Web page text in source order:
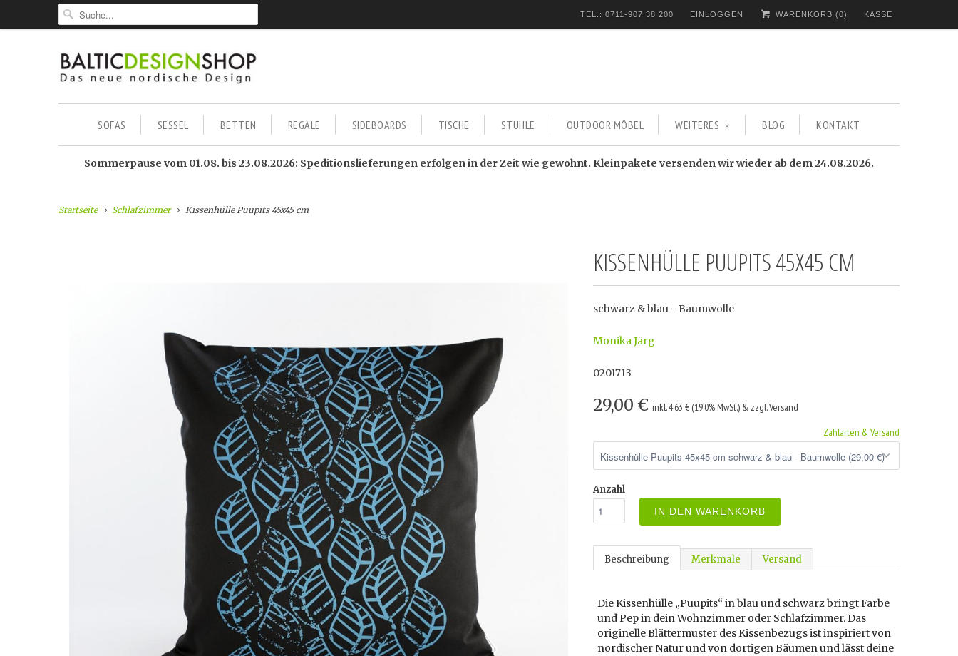
TEL.: 0711-907 38 200 EINLOGGEN WARENKORB (0) KASSE
SOFAS SESSEL BETTEN REGALE SIDEBOARDS TISCHE STÜHLE OUTDOOR MÖBEL WEITERES BLOG KONTAKT
Sommerpause vom 01.08. bis 23.08.2026: Speditionslieferungen erfolgen in der Zeit wie gewohnt. Kleinpakete versenden wir wieder ab dem 24.08.2026.
Startseite Schlafzimmer Kissenhülle Puupits 45x45 cm
KISSENHÜLLE PUUPITS 45X45 CM
schwarz & blau - Baumwolle
Monika Järg
0201713
29,00 € inkl. 4,63 € (19.0% MwSt.) & zzgl. Versand
Zahlarten & Versand
Anzahl
IN DEN WARENKORB
Beschreibung Merkmale Versand
Die Kissenhülle „Puupits“ in blau und schwarz bringt Farbe
und Pep in dein Wohnzimmer oder Schlafzimmer. Das
originelle Blättermuster des Kissenbezugs ist inspiriert von
nordischer Natur und von dortigen Bäumen und lässt deine